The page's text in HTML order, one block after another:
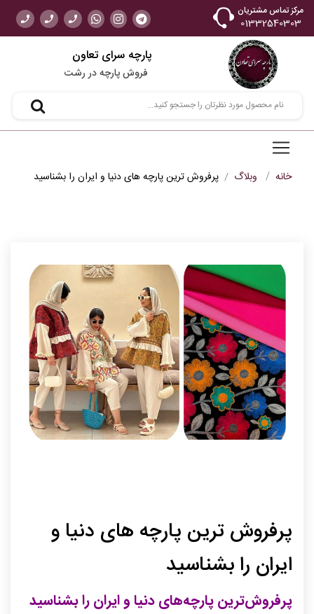
مرکز تماس مشتریان
01332540303
پارچه سرای تعاون
فروش پارچه در رشت
خانه وبلاگ پرفروش ترین پارچه های دنیا و ایران را بشناسید
پرفروش ترین پارچه های دنیا و
ایران را بشناسید
پرفروش‌ترین پارچه‌های دنیا و ایران را بشناسید